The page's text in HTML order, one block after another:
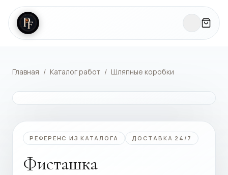
Главная / Каталог работ / Шляпные коробки
РЕФЕРЕНС ИЗ КАТАЛОГА ДОСТАВКА 24/7
Фисташка